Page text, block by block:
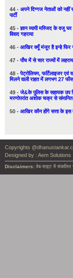
44 - अपने दिग्गज नेताओं को नहीं
पार्टी
45 -ज्ञान व्यापी मस्जिद के वजु
विवाद गहराया
46 - आखिर क्यूँ मंजूर है इन्हे फिर
47 -पाँच में से चार राज्यों में
48 -पेट्रोलियम, फर्टिलाइजर एवं
मिलने वाली राहत में लगभग 27
49 -जे&के पुलिस के सहायक उप
मरणोपरांत अशोक चक्र से संमानित
50 - आखिर कौन होंगे सत्ता के इस
Copyrights
Designed by : Aem Solutions
Disclaimers: वेब-साइट में संकलित